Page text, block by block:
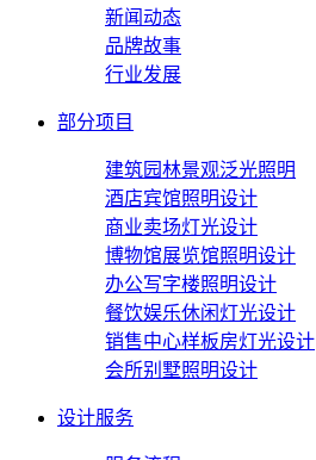
新闻动态
品牌故事
行业发展
部分项目
建筑园林景观泛光照明
酒店宾馆照明设计
商业卖场灯光设计
博物馆展览馆照明设计
办公写字楼照明设计
餐饮娱乐休闲灯光设计
销售中心样板房灯光设计
会所别墅照明设计
设计服务